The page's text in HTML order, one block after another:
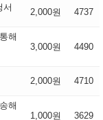
서 2,000원 4737
해
3,000원 4490
2,000원 4710
해
1,000원 3629